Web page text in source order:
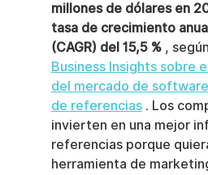
millones de dólares en
tasa de crecimiento
(CAGR) del 15,5 % , según
Business Insights sobre
del mercado de
de referencias . Los
invierten en una mejor
referencias porque
herramienta de